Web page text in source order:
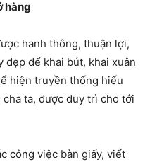
hàng
hanh thông, thuận lợi,
đẹp để khai bút, khai xuân
hiện truyền thống hiếu
ta, được duy trì cho tới
công việc bàn giấy, viết